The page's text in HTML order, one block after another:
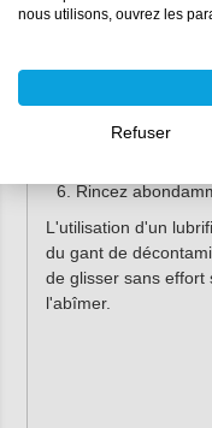
Hydratez la
Frottez le gant
mouvements
laissez le gant
Frottez jusqu'à
Rincez
L'utilisation d'un
du gant de
de glisser sans effort
l'abîmer.
nous utilisons, ouvrez les
Refuser